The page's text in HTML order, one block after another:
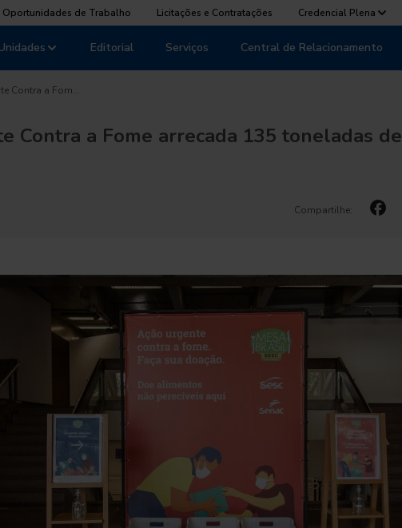
Oportunidades de Trabalho Licitações e Contratações Credencial Plena
Editorial Serviços Central de Relacionamento
Contra a Fom…
Contra a Fome arrecada 135 toneladas de
Compartilhe: